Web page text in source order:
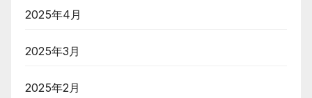
2025年4月
2025年3月
2025年2月